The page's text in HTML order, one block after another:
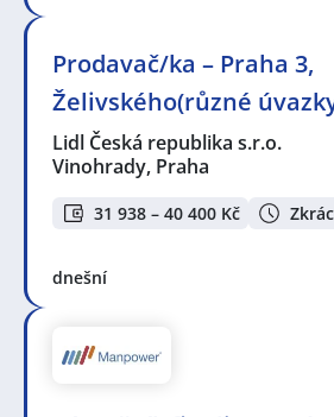
Prodavač/ka – Praha 3,
Želivského(různé
Lidl Česká republika s.r.o.
Vinohrady, Praha
31 938 – 40 400 Kč
dnešní